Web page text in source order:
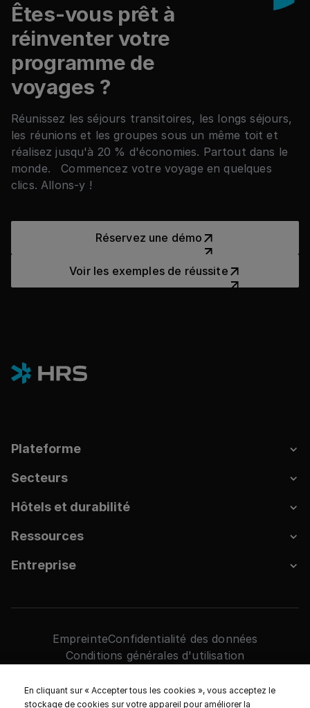
Êtes-vous prêt à
réinventer votre
programme de
voyages ?
Réunissez les séjours transitoires, les longs séjours,
les réunions et les groupes sous un même toit et
réalisez jusqu'à 20 % d'économies. Partout dans le
monde. Commencez votre voyage en quelques
clics. Allons-y !
Réservez une démo
Voir les exemples de
Voir les exemples de réussite
Plateforme
Secteurs
Hôtels et durabilité
Ressources
Entreprise
2026. HRS Tous droits réservés.
EmpreinteConfidentialité des données
Conditions générales d'utilisation
En cliquant sur « Accepter tous les cookies », vous acceptez le
stockage de cookies sur votre appareil pour améliorer la